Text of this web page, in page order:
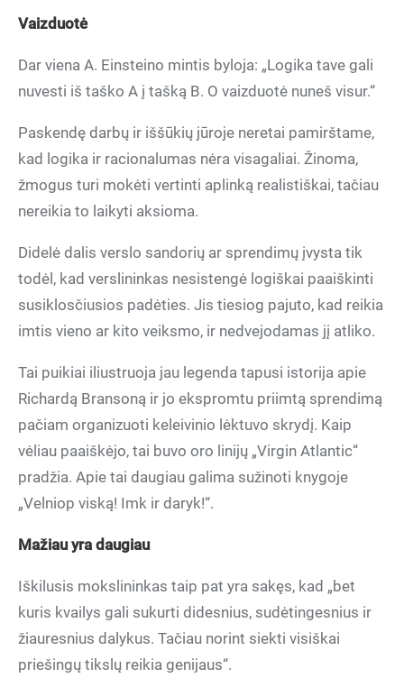
Vaizduotė
Dar viena A. Einsteino mintis byloja: „Logika tave gali
nuvesti iš taško A į tašką B. O vaizduotė nuneš visur.“
Paskendę darbų ir iššūkių jūroje neretai pamirštame,
kad logika ir racionalumas nėra visagaliai. Žinoma,
žmogus turi mokėti vertinti aplinką realistiškai, tačiau
nereikia to laikyti aksioma.
Didelė dalis verslo sandorių ar sprendimų įvysta tik
todėl, kad verslininkas nesistengė logiškai paaiškinti
susiklosčiusios padėties. Jis tiesiog pajuto, kad reikia
imtis vieno ar kito veiksmo, ir nedvejodamas jį atliko.
Tai puikiai iliustruoja jau legenda tapusi istorija apie
Richardą Bransoną ir jo ekspromtu priimtą sprendimą
pačiam organizuoti keleivinio lėktuvo skrydį. Kaip
vėliau paaiškėjo, tai buvo oro linijų „Virgin Atlantic“
pradžia. Apie tai daugiau galima sužinoti knygoje
„Velniop viską! Imk ir daryk!“.
Mažiau yra daugiau
Iškilusis mokslininkas taip pat yra sakęs, kad „bet
kuris kvailys gali sukurti didesnius, sudėtingesnius ir
žiauresnius dalykus. Tačiau norint siekti visiškai
priešingų tikslų reikia genijaus“.